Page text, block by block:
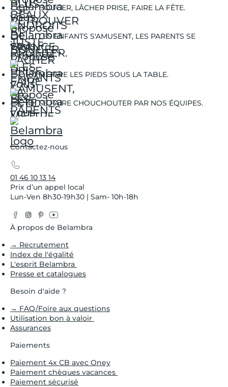
BOUGER, LÂCHER PRISE, FAIRE LA FÊTE.
LES ENFANTS S'AMUSENT, LES PARENTS SE
DÉTENDENT.
METTRE LES PIEDS SOUS LA TABLE.
SE FAIRE CHOUCHOUTER PAR NOS ÉQUIPES.
Contactez-nous
01 46 10 13 14
Prix d’un appel local
Lun-Ven 8h30-19h30 | Sam- 10h-18h
Facebook
Instagram
Pinterest
YouTube
À propos de Belambra
→ Recrutement
Index de l'égalité
L'esprit Belambra
Presse et catalogues
Besoin d'aide ?
→ FAQ/Foire aux questions
Utilisation bon à valoir
Assurances
Paiements
Paiement 4x CB avec Oney
Paiement chèques vacances
Paiement sécurisé